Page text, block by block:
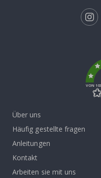
VON
Über uns
Häufig gestellte fragen
Anleitungen
Kontakt
Arbeiten sie mit uns